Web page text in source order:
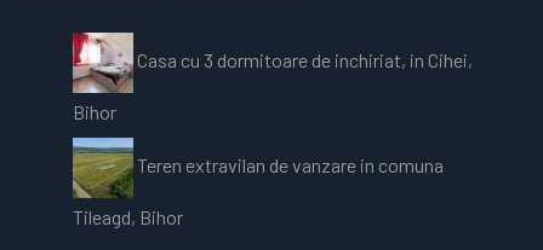
Casa cu 3 dormitoare de inchiriat, in Cihei,
Bihor
Teren extravilan de vanzare in comuna
Tileagd, Bihor